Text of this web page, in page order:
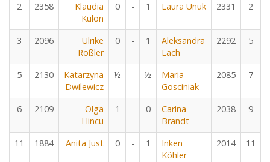
2 2358
Klaudia
Kulon
0 - 1 Laura Unuk 2331 2
3 2096
Ulrike
Rößler
0 - 1
Aleksandra
Lach
2292 5
5 2130
Katarzyna
Dwilewicz
½ - ½
Maria
Gosciniak
2085 7
6 2109
Olga
Hincu
1 - 0
Carina
Brandt
2038 9
11 1884 Anita Just 0 - 1
Inken
Köhler
2014 11